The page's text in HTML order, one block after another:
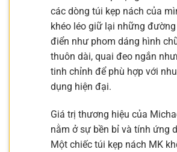
các dòng túi kẹp nách của
khéo léo giữ lại những
điển như phom dáng hình
thuôn dài, quai đeo ngắn
tinh chỉnh để phù hợp với
dụng hiện đại.
Giá trị thương hiệu của
nằm ở sự bền bỉ và tính ứng
Một chiếc túi kẹp nách MK